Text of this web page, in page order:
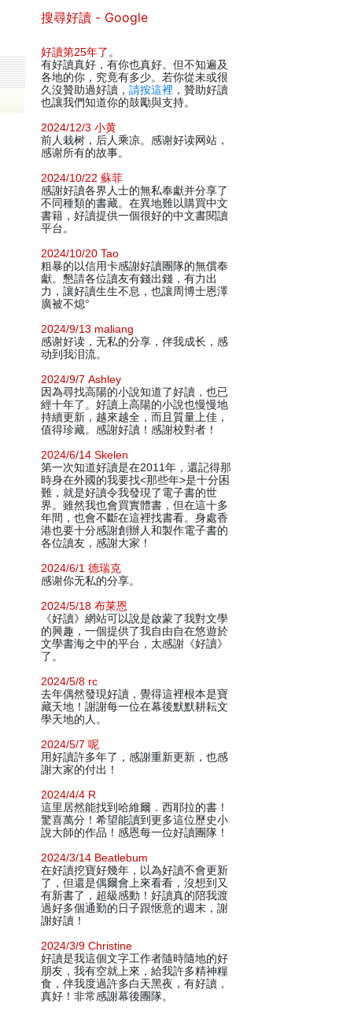
搜尋好讀 - Google
好讀第25年了 。
有好讀真好，有你也真好。但不知遍及
各地的你，究竟有多少。若你從未或很
久沒贊助過好讀， 請按這裡 ，贊助好讀
也讓我們知道你的鼓勵與支持。
2024/12/3 小黄
前人栽树，后人乘凉。感谢好读网站，
感谢所有的故事。
2024/10/22 蘇菲
感謝好讀各界人士的無私奉獻并分享了
不同種類的書藏。在異地難以購買中文
書籍，好讀提供一個很好的中文書閱讀
平台。
2024/10/20 Tao
粗暴的以信用卡感謝好讀團隊的無償奉
獻。懇請各位讀友有錢出錢，有力出
力，讓好讀生生不息，也讓周博士恩澤
廣被不熄°
2024/9/13 maliang
感谢好读，无私的分享，伴我成长，感
动到我泪流。
2024/9/7 Ashley
因為尋找高陽的小說知道了好讀，也已
經十年了。好讀上高陽的小說也慢慢地
持續更新，越來越全，而且質量上佳，
值得珍藏。感謝好讀！感謝校對者！
2024/6/14 Skelen
第一次知道好讀是在2011年，還記得那
時身在外國的我要找<那些年>是十分困
難，就是好讀令我發現了電子書的世
界。雖然我也會買實體書，但在這十多
年間，也會不斷在這裡找書看。身處香
港也要十分感謝創辦人和製作電子書的
各位讀友，感謝大家！
2024/6/1 德瑞克
感谢你无私的分享。
2024/5/18 布莱恩
《好讀》網站可以說是啟蒙了我對文學
的興趣，一個提供了我自由自在悠遊於
文學書海之中的平台，太感謝《好讀》
了。
2024/5/8 rc
去年偶然發現好讀，覺得這裡根本是寶
藏天地！謝謝每一位在幕後默默耕耘文
學天地的人。
2024/5/7 呢
用好讀許多年了，感謝重新更新，也感
謝大家的付出！
2024/4/4 R
這里居然能找到哈維爾．西耶拉的書！
驚喜萬分！希望能讀到更多這位歷史小
說大師的作品！感恩每一位好讀團隊！
2024/3/14 Beatlebum
在好讀挖寶好幾年，以為好讀不會更新
了，但還是偶爾會上來看看，沒想到又
有新書了，超級感動！好讀真的陪我渡
過好多個通勤的日子跟愜意的週末，謝
謝好讀！
2024/3/9 Christine
好讀是我這個文字工作者隨時隨地的好
朋友，我有空就上來，給我許多精神糧
食，伴我度過許多白天黑夜，有好讀，
真好！非常感謝幕後團隊。